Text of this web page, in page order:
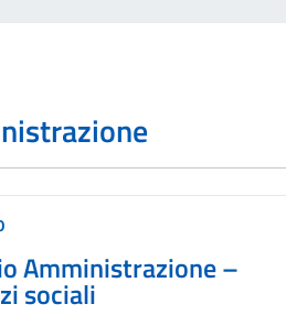
Amministrazione –
sociali